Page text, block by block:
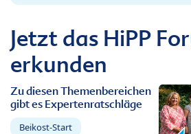
Jetzt das HiPP
erkunden
Zu diesen Themenbereichen
gibt es Expertenratschläge
Beikost-Start